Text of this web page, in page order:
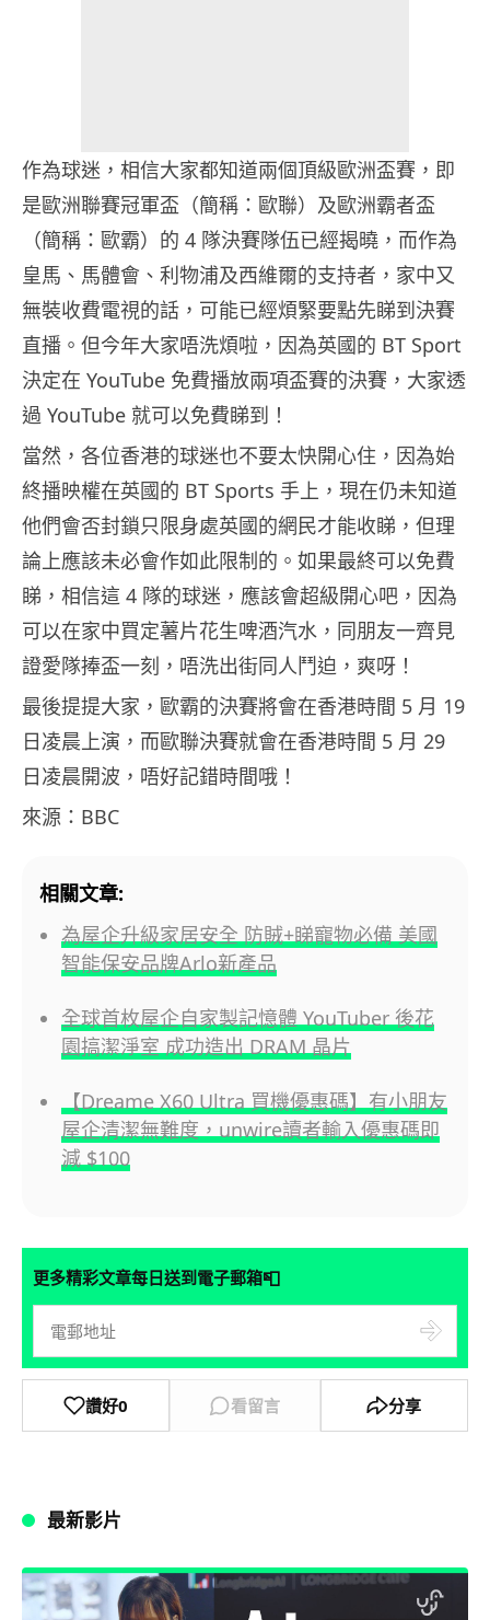
作為球迷，相信大家都知道兩個頂級歐洲盃賽，即
是歐洲聯賽冠軍盃（簡稱：歐聯）及歐洲霸者盃
（簡稱：歐霸）的 4 隊決賽隊伍已經揭曉，而作為
皇馬、馬體會、利物浦及西維爾的支持者，家中又
無裝收費電視的話，可能已經煩緊要點先睇到決賽
直播。但今年大家唔洗煩啦，因為英國的 BT Sport
決定在 YouTube 免費播放兩項盃賽的決賽，大家透
過 YouTube 就可以免費睇到！
當然，各位香港的球迷也不要太快開心住，因為始
終播映權在英國的 BT Sports 手上，現在仍未知道
他們會否封鎖只限身處英國的網民才能收睇，但理
論上應該未必會作如此限制的。如果最終可以免費
睇，相信這 4 隊的球迷，應該會超級開心吧，因為
可以在家中買定薯片花生啤酒汽水，同朋友一齊見
證愛隊捧盃一刻，唔洗出街同人鬥迫，爽呀！
最後提提大家，歐霸的決賽將會在香港時間 5 月 19
日凌晨上演，而歐聯決賽就會在香港時間 5 月 29
日凌晨開波，唔好記錯時間哦！
來源：BBC
相關文章:
為屋企升級家居安全 防賊+睇寵物必備 美國
智能保安品牌Arlo新產品
全球首枚屋企自家製記憶體 YouTuber 後花
園搞潔淨室 成功造出 DRAM 晶片
【Dreame X60 Ultra 買機優惠碼】有小朋友
屋企清潔無難度，unwire讀者輸入優惠碼即
減 $100
更多精彩文章每日送到電子郵箱📮
讚好0 看留言 分享
最新影片